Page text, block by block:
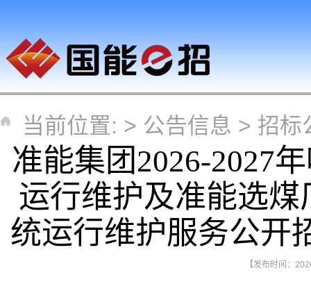
当前位置: > 公告信息 > 招标
准能集团2026-2027
运行维护及准能选
统运行维护服务公开
【发布时间：